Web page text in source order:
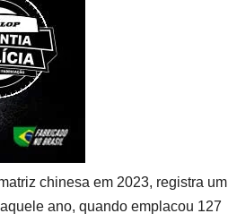
chinesa em 2023, registra um
ano, quando emplacou 127